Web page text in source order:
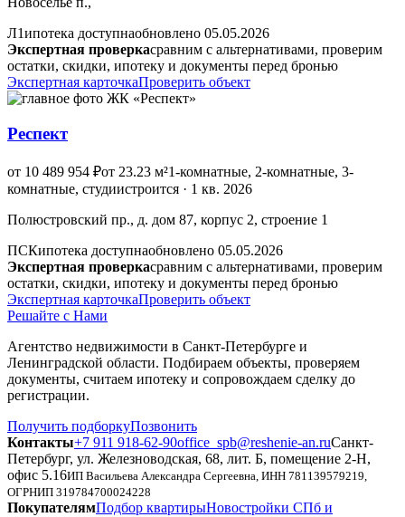
Л1ипотека доступнаобновлено 05.05.2026
Экспертная проверкасравним с альтернативами, проверим
остатки, скидки, ипотеку и документы перед бронью
Экспертная карточкаПроверить объект
Респект
от 10 489 954 ₽от 23.23 м²1-комнатные, 2-комнатные, 3-
комнатные, студиистроится · 1 кв. 2026
Полюстровский пр., д. дом 87, корпус 2, строение 1
ПСКипотека доступнаобновлено 05.05.2026
Экспертная проверкасравним с альтернативами, проверим
остатки, скидки, ипотеку и документы перед бронью
Экспертная карточкаПроверить объект
Решайте с Нами
Агентство недвижимости в Санкт-Петербурге и
Ленинградской области. Подбираем объекты, проверяем
документы, считаем ипотеку и сопровождаем сделку до
регистрации.
Получить подборкуПозвонить
Контакты+7 911 918-62-90office_spb@reshenie-an.ruСанкт-
Петербург, ул. Железноводская, 68, лит. Б, помещение 2-Н,
офис 5.16ИП Васильева Александра Сергеевна , ИНН 781139579219
ОГРНИП 319784700024228
ПокупателямПодбор квартирыНовостройки СПб и